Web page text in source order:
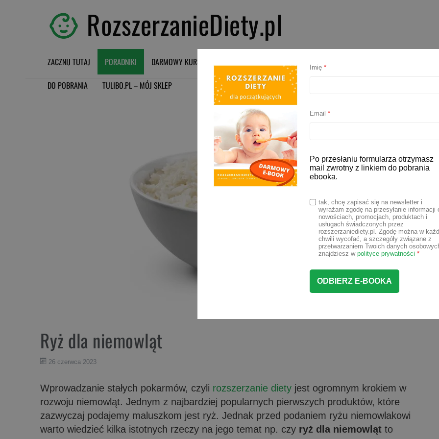
RozszerzanieDiety.pl
ZACZNIJ TUTAJ PORADNIKI DARMOWY KURS BLW
DO POBRANIA
TULIBO.PL – MÓJ SKLEP
Ryż dla niemowląt
26 czerwca 2023
Wprowadzanie stałych pokarmów, czyli rozszerzanie diety jest ogromnym krokiem w
rozwoju niemowląt. Jednym z najbardziej popularnych pierwszych produktów, które
zazwyczaj podajemy maluszkom jest ryż. Jednak przed podaniem ryżu niemowlakowi
warto wiedzieć kilka istotnych rzeczy na jego temat np. czy ryż dla niemowląt to
Imię *
Email *
Po przesłaniu formularza otrzymasz
mail zwrotny z linkiem do pobrania
ebooka.
tak, chcę zapisać się na newsletter i
wyrażam zgodę na przesyłanie informacji
nowościach, promocjach, produktach i
usługach świadczonych przez
rozszerzaniediety.pl. Zgodę można w
chwili wycofać, a szczegóły związane z
przetwarzaniem Twoich danych
znajdziesz wpolityce prywatności *